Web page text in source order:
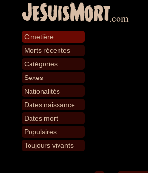
JeSuisMort.com
Cimetière
Morts récentes
Catégories
Sexes
Nationalités
Dates naissance
Dates mort
Populaires
Toujours vivants